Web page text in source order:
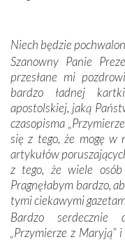
kulturowa bliskość
mieliśmy okazję
otacza nie tylko
się Jej ufnie oddają,
Jej siebie oraz swych
Dzieje Portugalii to
odstępstw, także w
wymiarze tak
konieczności ciągłego
Opatrzności.
przynajmniej w życiu
nieszczęściem i
przychodziły na
Niech będzie
Szanowny Panie
przesłane mi
bardzo ładnej
apostolskiej, jaką
czasopisma
się z tego, że mogę w
artykułów
z tego, że wiele
Pragnęłabym bardzo,
tymi ciekawymi
Bardzo serdecznie
„Przymierze z Maryją”